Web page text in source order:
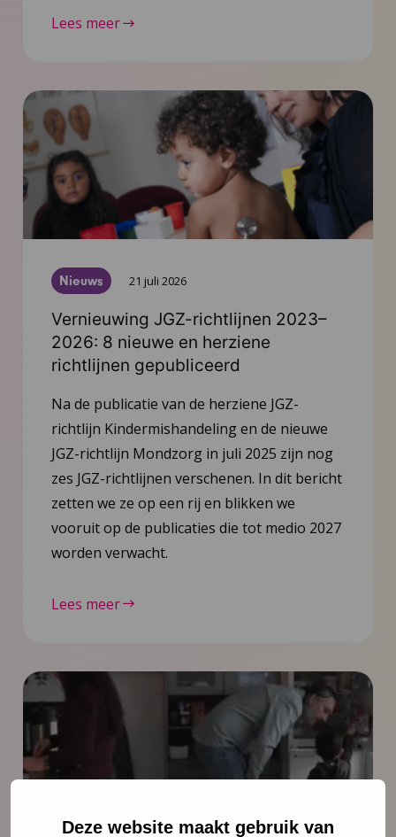
Deze website maakt gebruik van
Lees meer
Nieuws 21 juli 2026
Vernieuwing JGZ-richtlijnen 2023–
2026: 8 nieuwe en herziene
richtlijnen gepubliceerd
Na de publicatie van de herziene JGZ-
richtlijn Kindermishandeling en de nieuwe
JGZ-richtlijn Mondzorg in juli 2025 zijn nog
zes JGZ-richtlijnen verschenen. In dit bericht
zetten we ze op een rij en blikken we
vooruit op de publicaties die tot medio 2027
worden verwacht.
Lees meer